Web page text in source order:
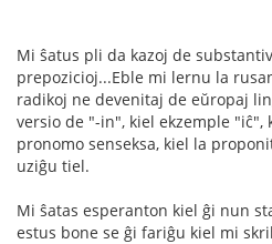
Mi ŝatus pli da kazoj de
prepozicioj...Eble mi lernu la
radikoj ne devenitaj de eŭropaj
versio de "-in", kiel ekzemple "iĉ",
pronomo senseksa, kiel la
uziĝu tiel.
Mi ŝatas esperanton kiel ĝi nun
estus bone se ĝi fariĝu kiel mi